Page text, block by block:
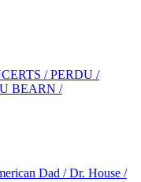
/ PERDU /
BEARN /
Dad / Dr. House /